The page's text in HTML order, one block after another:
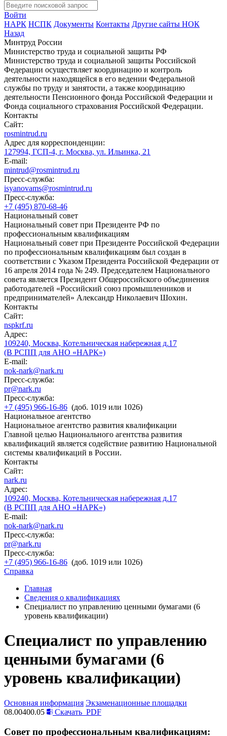
Войти
НАРК НСПК Документы Контакты Другие сайты НОК
Назад
Минтруд России
Министерство труда и социальной защиты РФ
Министерство труда и социальной защиты Российской
Федерации осуществляет координацию и контроль
деятельности находящейся в его ведении Федеральной
службы по труду и занятости, а также координацию
деятельности Пенсионного фонда Российской Федерации и
Фонда социального страхования Российской Федерации.
Контакты
Сайт:
rosmintrud.ru
Адрес для корреспонденции:
127994, ГСП-4, г. Москва, ул. Ильинка, 21
E-mail:
mintrud@rosmintrud.ru
Пресс-служба:
isyanovams@rosmintrud.ru
Пресс-служба:
+7 (495) 870-68-46
Национальный совет
Национальный совет при Президенте РФ по
профессиональным квалификациям
Национальный совет при Президенте Российской Федерации
по профессиональным квалификациям был создан в
соответствии с Указом Президента Российской Федерации от
16 апреля 2014 года № 249. Председателем Национального
совета является Президент Общероссийского объединения
работодателей «Российский союз промышленников и
предпринимателей» Александр Николаевич Шохин.
Контакты
Сайт:
nspkrf.ru
Адрес:
109240, Москва, Котельническая набережная д.17
(В РСПП для АНО «НАРК»)
E-mail:
nok-nark@nark.ru
Пресс-служба:
pr@nark.ru
Пресс-служба:
+7 (495) 966-16-86 (доб. 1019 или 1026)
Национальное агентство
Национальное агентство развития квалификации
Главной целью Национального агентства развития
квалификаций является содействие развитию Национальной
системы квалификаций в России.
Контакты
Сайт:
nark.ru
Адрес:
109240, Москва, Котельническая набережная д.17
(В РСПП для АНО «НАРК»)
E-mail:
nok-nark@nark.ru
Пресс-служба:
pr@nark.ru
Пресс-служба:
+7 (495) 966-16-86 (доб. 1019 или 1026)
Справка
Главная
Сведения о квалификациях
Специалист по управлению ценными бумагами (6
уровень квалификации)
Специалист по управлению
ценными бумагами (6
уровень квалификации)
Основная информация Экзаменационные площадки
08.00400.05
Скачать PDF
Совет по профессиональным квалификациям: